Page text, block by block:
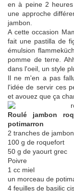
en à peine 2
une approche
jambon.
A cette occasion
fait une pastilla de
émulsion
pomme de terre.
dans l'oeil, un style
Il ne m'en a pas
l'idée de servir ces
et avouez que ça
Roulé jambon
potimarron
2 tranches de jambon
100 g de roquefort
50 g de yaourt grec
Poivre
1 cc miel
un morceau de
4 feuilles de basilic